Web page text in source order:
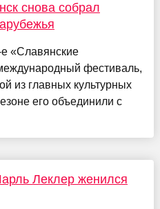
снова собрал
«Славянские
фестиваль,
из главных культурных
его объединили с
Леклер женился